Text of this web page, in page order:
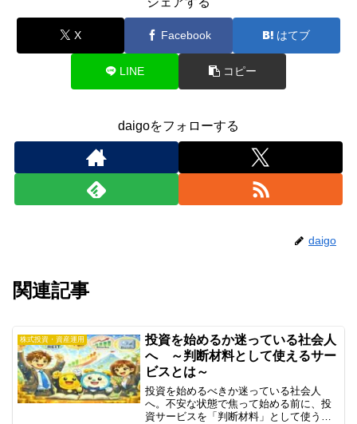
X Facebook はてブ
LINE コピー
daigoをフォローする
daigo
関連記事
株式投資・資産運用
投資を始めるか迷っている社会人
へ ～判断材料として使えるサー
ビスとは～
投資を始めるべきか迷っている社会人
へ。不安な状態で焦って始める前に、投
資サービスを「判断材料」として使う考